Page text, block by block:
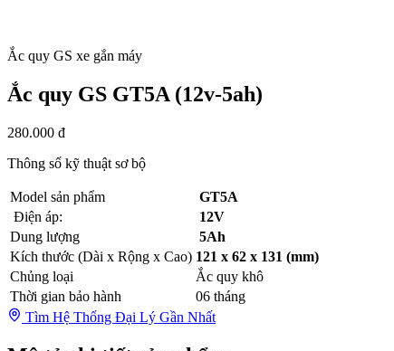
Ắc quy GS xe gắn máy
Ắc quy GS GT5A (12v-5ah)
280.000 đ
Thông số kỹ thuật sơ bộ
Model sản phẩm
GT5A
Điện áp:
12V
Dung lượng
5Ah
Kích thước (Dài x Rộng x Cao) 121 x 62 x 131 (mm)
Chủng loại
Ắc quy khô
Thời gian bảo hành
06 tháng
Tìm Hệ Thống Đại Lý Gần Nhất